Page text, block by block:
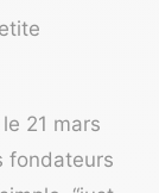
21 mars
fondateurs